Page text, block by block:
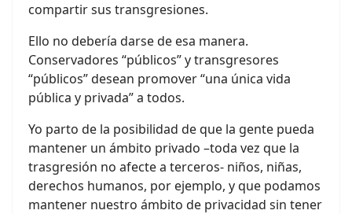
compartir sus transgresiones.
Ello no debería darse de esa manera.
Conservadores “públicos” y transgresores
“públicos” desean promover “una única vida
pública y privada” a todos.
Yo parto de la posibilidad de que la gente pueda
mantener un ámbito privado –toda vez que la
trasgresión no afecte a terceros- niños, niñas,
derechos humanos, por ejemplo, y que podamos
mantener nuestro ámbito de privacidad sin tener